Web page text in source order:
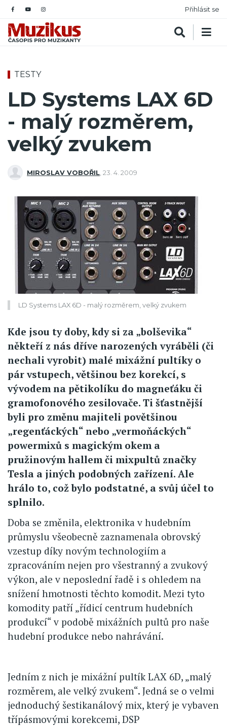
Přihlásit se
TESTY
LD Systems LAX 6D
- malý rozměrem,
velký zvukem
MIROSLAV VOBOŘIL 23. 4. 2009
LD Systems LAX 6D - malý rozměrem, velký zvukem
Kde jsou ty doby, kdy si za „bolševika“
někteří z nás dříve narozených vyráběli (či
nechali vyrobit) malé mixážní pultíky o
pár vstupech, většinou bez korekcí, s
vývodem na pětikolíku do magneťáku či
gramofonového zesilovače. Ti šťastnější
byli pro změnu majiteli povětšinou
„regenťáckých“ nebo „vermoňáckých“
powermixů s magickým okem a
pružinovým hallem či mixpultů značky
Tesla a jiných podobných zařízení. Ale
hrálo to, což bylo podstatné, a svůj účel to
splnilo.
Doba se změnila, elektronika v hudebním
průmyslu všeobecně zaznamenala obrovský
vzestup díky novým technologiím a
zpracováním nejen pro všestranný a zvukový
výkon, ale v neposlední řadě i s ohledem na
snížení hmotnosti těchto komodit. Mezi tyto
komodity patří „řídicí centrum hudebních
produkcí“ v podobě mixážních pultů pro naše
hudební produkce nebo nahrávání.
Jedním z nich je mixážní pultík LAX 6D, „malý
rozměrem, ale velký zvukem“. Jedná se o velmi
jednoduchý šestikanálový mix, který je vybaven
třípásmovými korekcemi, DSP